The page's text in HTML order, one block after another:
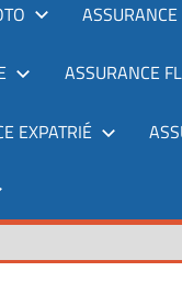
ASSURANCE
EXPATRIÉ